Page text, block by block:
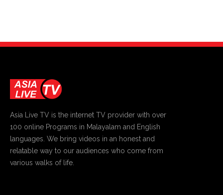
Asia Live TV is the internet TV provider with over
100 online Programs in Malayalam and English
languages. We bring videos in an honest and
relatable way to our audiences who come from
various walks of life.